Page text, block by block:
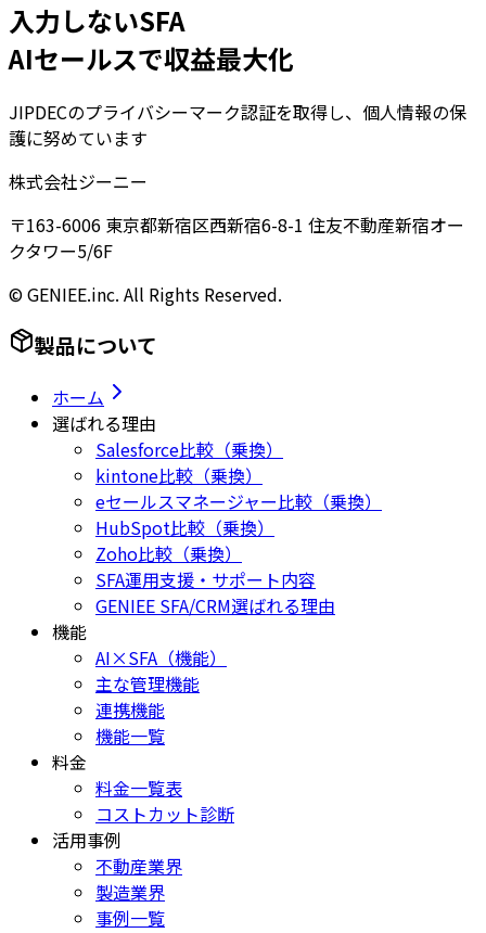
入力しないSFA
AIセールスで収益最大化
JIPDECのプライバシーマーク認証を取得し、個人情報の保
護に努めています
株式会社ジーニー
〒163-6006 東京都新宿区西新宿6-8-1 住友不動産新宿オー
クタワー5/6F
© GENIEE.inc. All Rights Reserved.
製品について
ホーム
選ばれる理由
Salesforce比較（乗換）
kintone比較（乗換）
eセールスマネージャー比較（乗換）
HubSpot比較（乗換）
Zoho比較（乗換）
SFA運用支援・サポート内容
GENIEE SFA/CRM選ばれる理由
機能
AI×SFA（機能）
主な管理機能
連携機能
機能一覧
料金
料金一覧表
コストカット診断
活用事例
不動産業界
製造業界
事例一覧